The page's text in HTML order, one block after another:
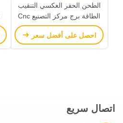
الطحن الحفر العكسي التنقيب
الطاقة برج مركز التصنيع Cnc
طاحونة أفقية
احصل على أفضل سعر
اتصال سريع